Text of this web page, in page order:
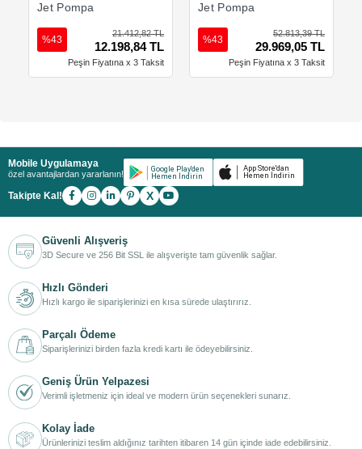
Jet Pompa
21.412,82 TL
12.198,84 TL
%43
Peşin Fiyatına x 3 Taksit
Jet Pompa
52.813,39 TL
29.969,05 TL
%43
Peşin Fiyatına x 3 Taksit
Mobile Uygulamaya
özel avantajlardan yararlanın!
Takipte Kal! X
Güvenli Alışveriş
3D Secure ve 256 Bit SSL ile alışverişte tam güvenlik sağlar.
Hızlı Gönderi
Hızlı kargo ile siparişlerinizi en kısa sürede ulaştırırız.
Parçalı Ödeme
Siparişlerinizi birden fazla kredi kartı ile ödeyebilirsiniz.
Geniş Ürün Yelpazesi
Verimli işletmeniz için ideal ve modern ürün seçenekleri sunarız.
Kolay İade
Ürünlerinizi teslim aldığınız tarihten itibaren 14 gün içinde iade edebilirsiniz.